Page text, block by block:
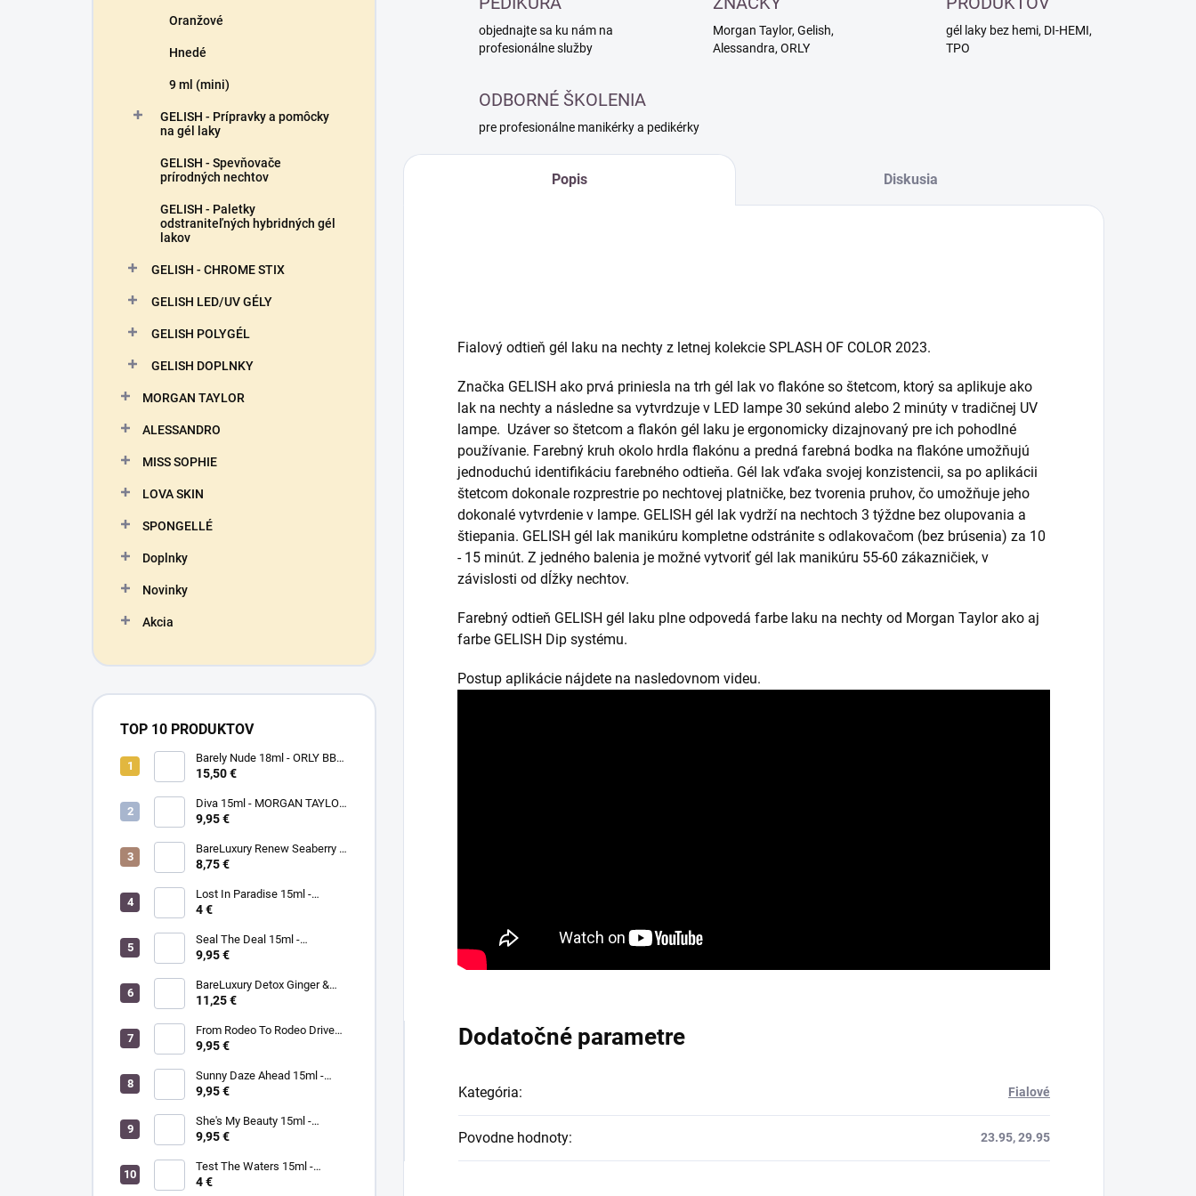
Oranžové
Hnedé
9 ml (mini)
GELISH - Prípravky a pomôcky
na gél laky
GELISH - Spevňovače
prírodných nechtov
GELISH - Paletky
odstraniteľných hybridných gél
lakov
GELISH - CHROME STIX
GELISH LED/UV GÉLY
GELISH POLYGÉL
GELISH DOPLNKY
MORGAN TAYLOR
ALESSANDRO
MISS SOPHIE
LOVA SKIN
SPONGELLÉ
Doplnky
Novinky
Akcia
TOP 10 PRODUKTOV
Barely Nude 18ml - ORLY BB
CRÉME - makeup na nechty
15,50 €
Diva 15ml - MORGAN TAYLOR
- lak na nechty
9,95 €
BareLuxury Renew Seaberry &
Kukui - MORGAN TAYLOR -
sada rakytník/kukui
8,75 €
Lost In Paradise 15ml -
MORGAN TAYLOR - lak na
4 €
Seal The Deal 15ml -
MORGAN TAYLOR - lak na
9,95 €
BareLuxury Detox Ginger &
Green Tea Lotion 240ml -
hydratačný krém na ruky a
telo zázvor/zelený čaj
11,25 €
From Rodeo To Rodeo Drive
15ml - MORGAN TAYLOR - lak
9,95 €
Sunny Daze Ahead 15ml -
MORGAN TAYLOR - lak na
9,95 €
She's My Beauty 15ml -
MORGAN TAYLOR - lak na
9,95 €
Test The Waters 15ml -
MORGAN TAYLOR - lak na
4 €
objednajte sa ku nám na
profesionálne služby
Morgan Taylor, Gelish,
Alessandra, ORLY
gél laky bez hemi, DI-HEMI,
TPO
ODBORNÉ ŠKOLENIA
pre profesionálne manikérky a pedikérky
Popis Diskusia
Fialový odtieň gél laku na nechty z letnej kolekcie SPLASH OF COLOR 2023.
Značka GELISH ako prvá priniesla na trh gél lak vo flakóne so štetcom, ktorý sa aplikuje ako
lak na nechty a následne sa vytvrdzuje v LED lampe 30 sekúnd alebo 2 minúty v tradičnej UV
lampe. Uzáver so štetcom a flakón gél laku je ergonomicky dizajnovaný pre ich pohodlné
používanie. Farebný kruh okolo hrdla flakónu a predná farebná bodka na flakóne umožňujú
jednoduchú identifikáciu farebného odtieňa. Gél lak vďaka svojej konzistencii, sa po aplikácii
štetcom dokonale rozprestrie po nechtovej platničke, bez tvorenia pruhov, čo umožňuje jeho
dokonalé vytvrdenie v lampe. GELISH gél lak vydrží na nechtoch 3 týždne bez olupovania a
štiepania. GELISH gél lak manikúru kompletne odstránite s odlakovačom (bez brúsenia) za 10
- 15 minút. Z jedného balenia je možné vytvoriť gél lak manikúru 55-60 zákazničiek, v
závislosti od dĺžky nechtov.
Farebný odtieň GELISH gél laku plne odpovedá farbe laku na nechty od Morgan Taylor ako aj
farbe GELISH Dip systému.
Postup aplikácie nájdete na nasledovnom videu.
Dodatočné parametre
Kategória: Fialové
Povodne hodnoty: 23.95, 29.95